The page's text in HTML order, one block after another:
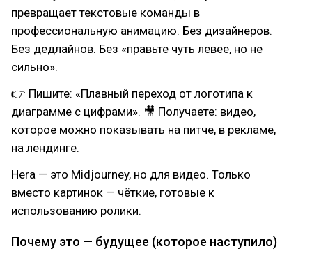
превращает текстовые команды в
профессиональную анимацию. Без дизайнеров.
Без дедлайнов. Без «правьте чуть левее, но не
сильно».
👉 Пишите: «Плавный переход от логотипа к
диаграмме с цифрами». 🎥 Получаете: видео,
которое можно показывать на питче, в рекламе,
на лендинге.
Hera — это Midjourney, но для видео. Только
вместо картинок — чёткие, готовые к
использованию ролики.
Почему это — будущее (которое наступило)